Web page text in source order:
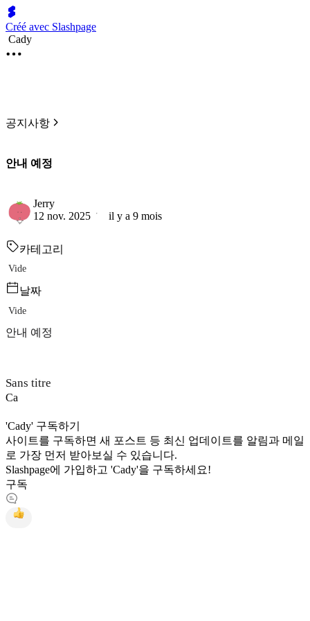
Créé avec Slashpage
Cady
공지사항
안내 예정
Jerry
12 nov. 2025
il y a 9 mois
카테고리
Vide
날짜
Vide
안내 예정
Sans titre
Ca
'Cady' 구독하기
사이트를 구독하면 새 포스트 등 최신 업데이트를 알림과 메일
로 가장 먼저 받아보실 수 있습니다.
Slashpage에 가입하고 'Cady'을 구독하세요!
구독